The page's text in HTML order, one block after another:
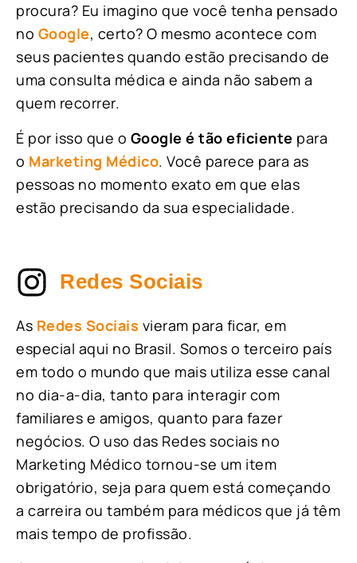
procura? Eu imagino que você tenha pensado
no Google, certo? O mesmo acontece com
seus pacientes quando estão precisando de
uma consulta médica e ainda não sabem a
quem recorrer.
É por isso que o Google é tão eficiente para
o Marketing Médico. Você parece para as
pessoas no momento exato em que elas
estão precisando da sua especialidade.
Redes Sociais
As Redes Sociais vieram para ficar, em
especial aqui no Brasil. Somos o terceiro país
em todo o mundo que mais utiliza esse canal
no dia-a-dia, tanto para interagir com
familiares e amigos, quanto para fazer
negócios. O uso das Redes sociais no
Marketing Médico tornou-se um item
obrigatório, seja para quem está começando
a carreira ou também para médicos que já têm
mais tempo de profissão.